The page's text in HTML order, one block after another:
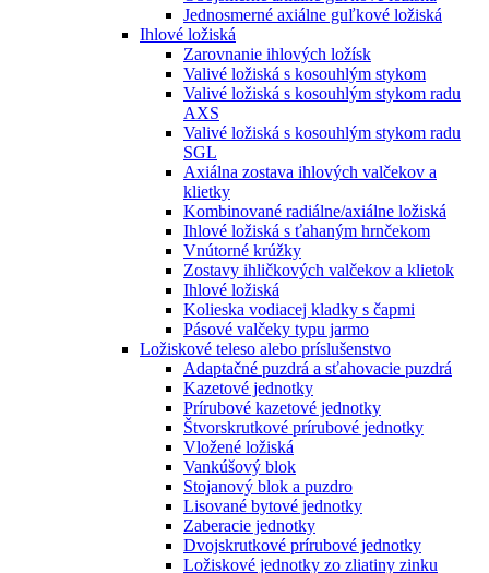
Jednosmerné axiálne guľkové ložiská
Ihlové ložiská
Zarovnanie ihlových ložísk
Valivé ložiská s kosouhlým stykom
Valivé ložiská s kosouhlým stykom radu
AXS
Valivé ložiská s kosouhlým stykom radu
SGL
Axiálna zostava ihlových valčekov a
klietky
Kombinované radiálne/axiálne ložiská
Ihlové ložiská s ťahaným hrnčekom
Vnútorné krúžky
Zostavy ihličkových valčekov a klietok
Ihlové ložiská
Kolieska vodiacej kladky s čapmi
Pásové valčeky typu jarmo
Ložiskové teleso alebo príslušenstvo
Adaptačné puzdrá a sťahovacie puzdrá
Kazetové jednotky
Prírubové kazetové jednotky
Štvorskrutkové prírubové jednotky
Vložené ložiská
Vankúšový blok
Stojanový blok a puzdro
Lisované bytové jednotky
Zaberacie jednotky
Dvojskrutkové prírubové jednotky
Ložiskové jednotky zo zliatiny zinku